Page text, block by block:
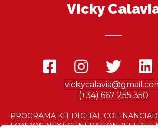
Vicky
(+34) 667 255 350
PROGRAMA KIT DIGITAL
FONDOS NEXT GENERATION (EU) DEL